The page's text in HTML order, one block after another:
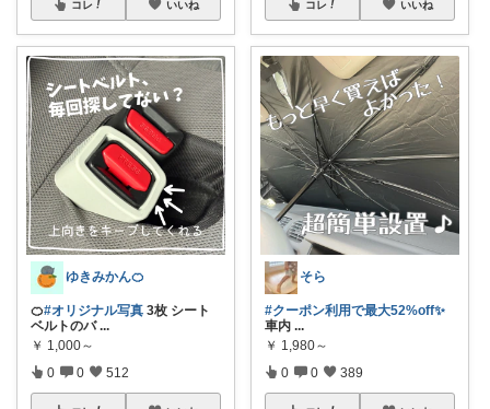
コレ いいね
ゆきみかん🍊
🍊#オリジナル写真 3枚 シート
ベルトのバ ...
￥ 1,000～
0 0 512
コレ いいね
そら
#クーポン利用で最大52%off✨
車内 ...
￥ 1,980～
0 0 389